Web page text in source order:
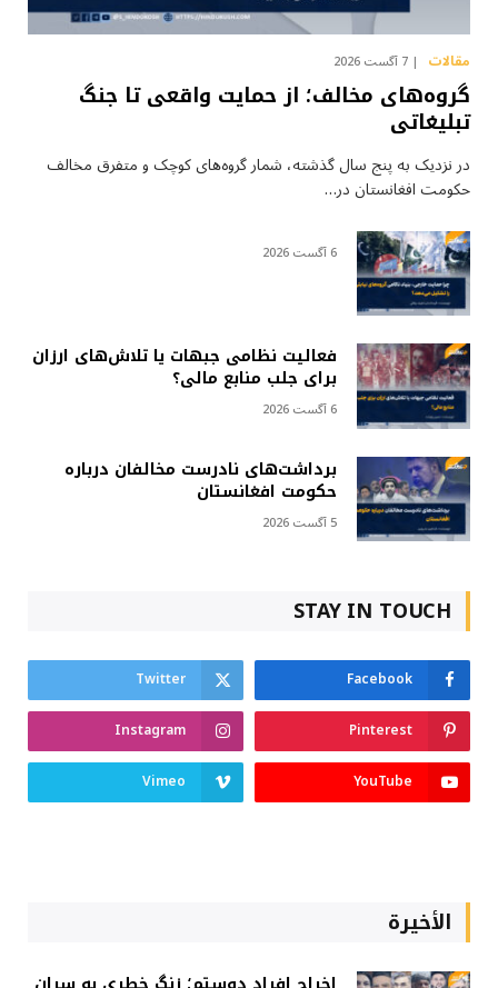
مقالات 7 آگست 2026
گروه‌های مخالف؛ از حمایت واقعی تا جنگ
تبلیغاتی
در نزدیک به پنج سال گذشته، شمار گروه‌های کوچک و متفرق مخالف
حکومت افغانستان در…
6 آگست 2026
فعالیت نظامی جبهات یا تلاش‌های ارزان
برای جلب منابع مالی؟
6 آگست 2026
برداشت‌های نادرست مخالفان درباره
حکومت افغانستان
5 آگست 2026
STAY IN TOUCH
Facebook
Twitter
Pinterest
Instagram
YouTube
Vimeo
الأخيرة